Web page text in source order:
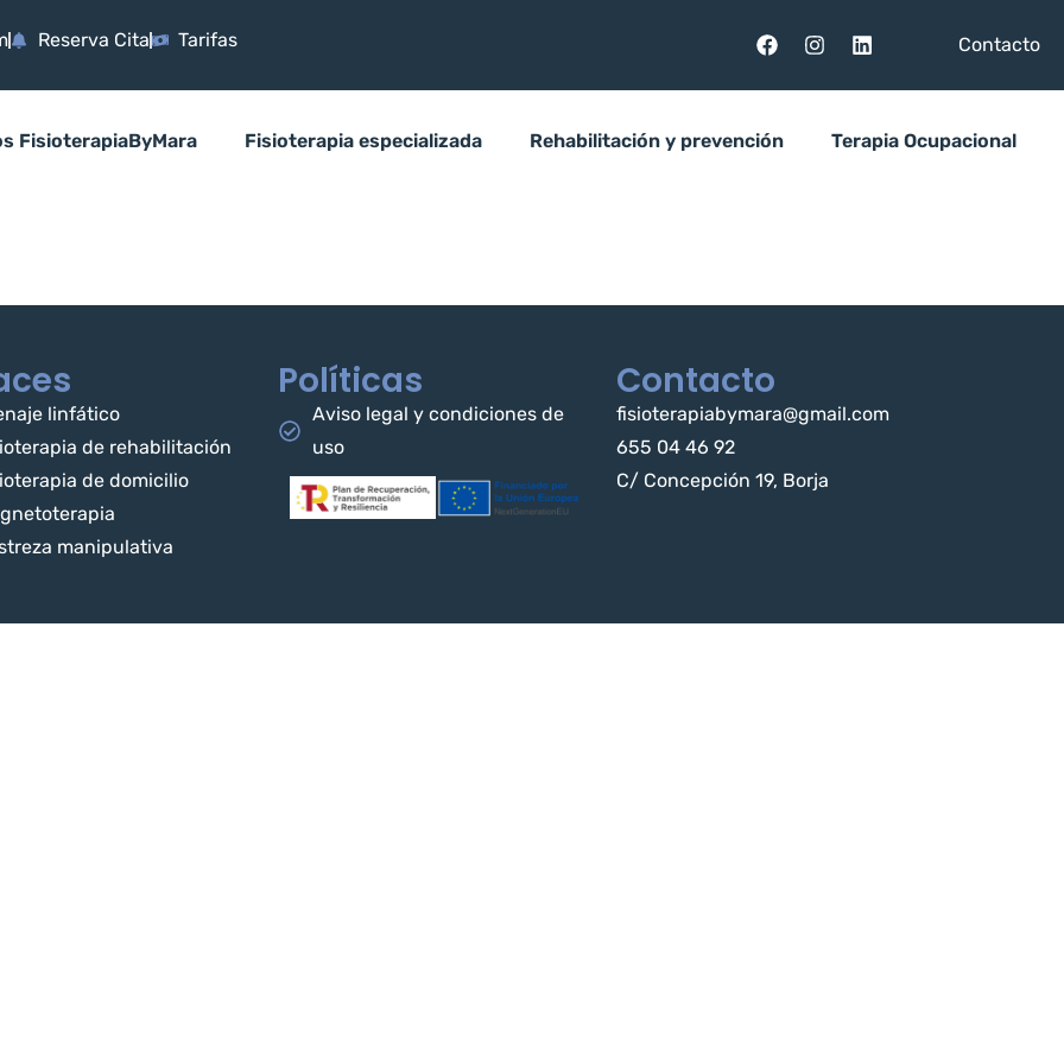
Reserva Cita Tarifas Contacto
FisioterapiaByMara Fisioterapia especializada Rehabilitación y prevención Terapia Ocupacional
linfático
de rehabilitación
de domicilio
manipulativa
Políticas
Aviso legal y condiciones de
uso
Contacto
fisioterapiabymara@gmail.com
655 04 46 92
C/ Concepción 19, Borja